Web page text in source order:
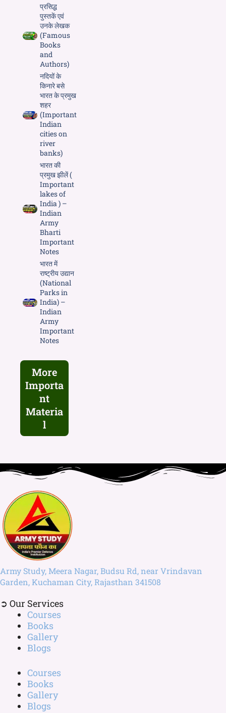
प्रसिद्ध
पुस्तकें एवं
उनके लेखक
(Famous
Books
and
Authors)
नदियों के
किनारे बसे
भारत के प्रमुख
शहर
(Important
Indian
cities on
river
banks)
भारत की
प्रमुख झीलें (
Important
lakes of
India ) –
Indian
Army
Bharti
Important
Notes
भारत में
राष्ट्रीय उद्यान
(National
Parks in
India) –
Indian
Army
Important
Notes
More
Importa
nt
Materia
l
Army Study, Meera Nagar, Budsu Rd, near Vrindavan
Garden, Kuchaman City, Rajasthan 341508
➲ Our Services
Courses
Books
Gallery
Blogs
Courses
Books
Gallery
Blogs